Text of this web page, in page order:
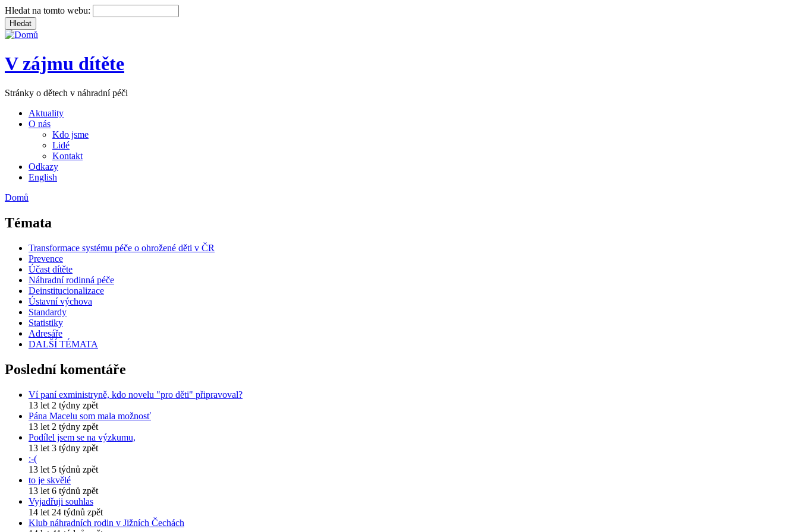
Hledat na tomto webu:
V zájmu dítěte
Stránky o dětech v náhradní péči
Aktuality
O nás
Kdo jsme
Lidé
Kontakt
Odkazy
English
Domů
Témata
Transformace systému péče o ohrožené děti v ČR
Prevence
Účast dítěte
Náhradní rodinná péče
Deinstitucionalizace
Ústavní výchova
Standardy
Statistiky
Adresáře
DALŠÍ TÉMATA
Poslední komentáře
Ví paní exministryně, kdo novelu "pro děti" připravoval?
13 let 2 týdny zpět
Pána Macelu som mala možnosť
13 let 2 týdny zpět
Podílel jsem se na výzkumu,
13 let 3 týdny zpět
:-(
13 let 5 týdnů zpět
to je skvělé
13 let 6 týdnů zpět
Vyjadřuji souhlas
14 let 24 týdnů zpět
Klub náhradních rodin v Jižních Čechách